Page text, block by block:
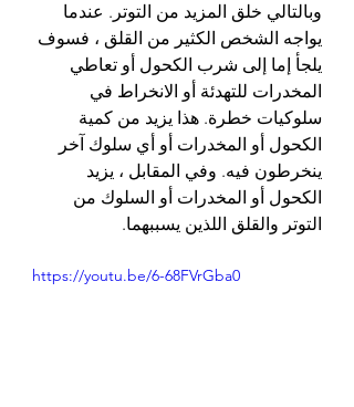
وبالتالي خلق المزيد من التوتر. عندما
يواجه الشخص الكثير من القلق ، فسوف
يلجأ إما إلى شرب الكحول أو تعاطي
المخدرات للتهدئة أو الانخراط في
سلوكيات خطرة. هذا يزيد من كمية
الكحول أو المخدرات أو أي سلوك آخر
ينخرطون فيه. وفي المقابل ، يزيد
الكحول أو المخدرات أو السلوك من
التوتر والقلق اللذين يسببهما.
https://youtu.be/6-68FVrGba0